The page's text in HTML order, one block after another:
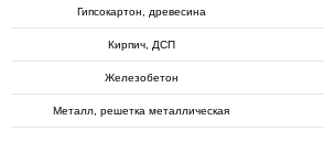
Гипсокартон, древесина
Кирпич, ДСП
Железобетон
Металл, решетка металлическая